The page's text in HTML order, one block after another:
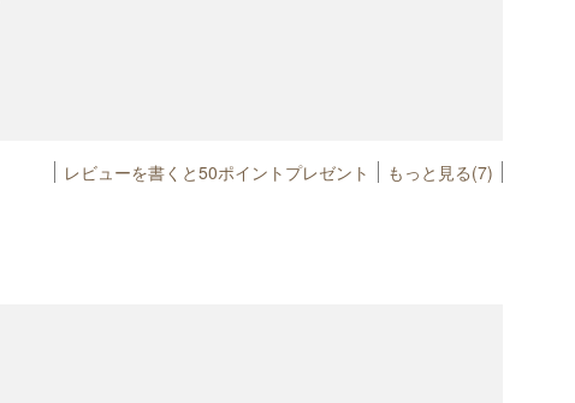
レビューを書くと50ポイントプレゼント もっと見る(7)